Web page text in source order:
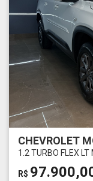
CHEVROLET
1.2 TURBO FLEX LT
R$